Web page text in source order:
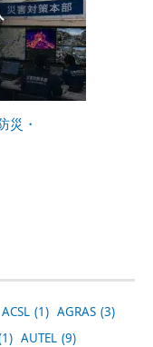
災・
ACSL (1) AGRAS (3)
AUTEL (9)